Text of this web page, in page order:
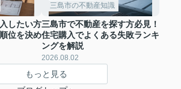
したい方
位を決め
三島市の不動産知識
三島市で不動産を探す方必見！
住宅購入でよくある失敗ランキ
ングを解説
2026.08.02
もっと見る